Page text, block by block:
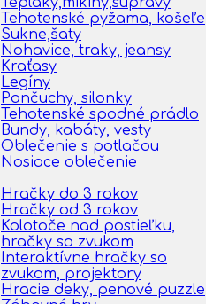
Tehotenské pyžama, košeľe
Sukne,šaty
Nohavice, traky, jeansy
Kraťasy
Legíny
Pančuchy, silonky
Tehotenské spodné prádlo
Bundy, kabáty, vesty
Oblečenie s potlačou
Nosiace oblečenie
Hračky do 3 rokov
Hračky od 3 rokov
Kolotoče nad postieľku,
hračky so zvukom
Interaktívne hračky so
zvukom, projektory
Hracie deky, penové puzzle